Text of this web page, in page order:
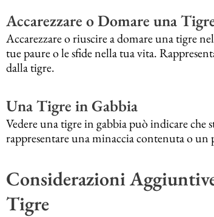
Accarezzare o Domare una
Accarezzare o riuscire a domare una tigre
tue paure o le sfide nella tua vita.
dalla tigre.
Una Tigre in Gabbia
Vedere una tigre in gabbia può indicare che
rappresentare una minaccia contenuta o un
Considerazioni
Tigre